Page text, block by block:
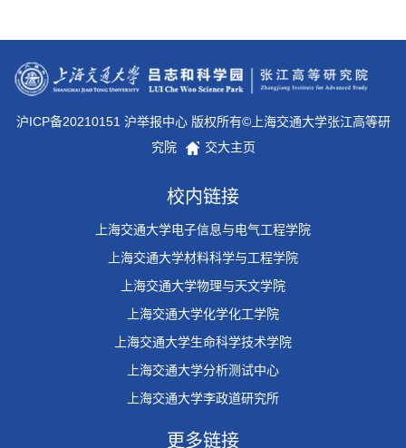
沪ICP备20210151 沪举报中心 版权所有©上海交通大学张江高等研
究院
交大主页
校内链接
上海交通大学电子信息与电气工程学院
上海交通大学材料科学与工程学院
上海交通大学物理与天文学院
上海交通大学化学化工学院
上海交通大学生命科学技术学院
上海交通大学分析测试中心
上海交通大学李政道研究所
更多链接